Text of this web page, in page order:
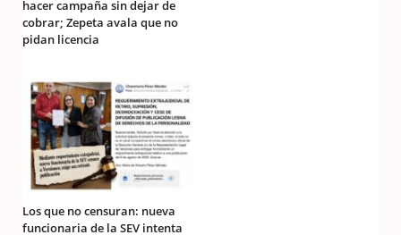
hacer campaña sin dejar de
cobrar; Zepeta avala que no
pidan licencia
Los que no censuran: nueva
funcionaria de la SEV intenta